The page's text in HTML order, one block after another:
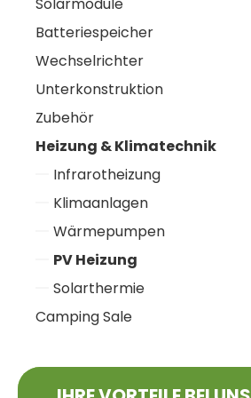
Batteriespeicher
Wechselrichter
Unterkonstruktion
Zubehör
Heizung & Klimatechnik
Infrarotheizung
Klimaanlagen
Wärmepumpen
PV Heizung
Solarthermie
Camping Sale